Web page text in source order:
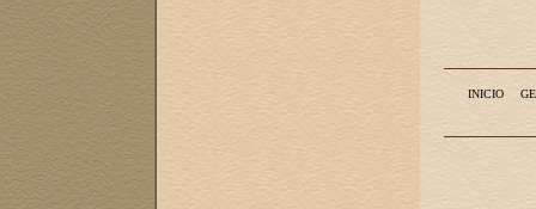
INICIO